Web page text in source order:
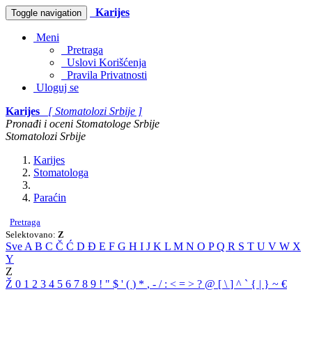
Toggle navigation Karijes
Meni
Pretraga
Uslovi Korišćenja
Pravila Privatnosti
Uloguj se
Karijes
[ Stomatolozi Srbije ]
Pronađi i oceni Stomatologe Srbije
Stomatolozi Srbije
Karijes
Stomatologa
Paraćin
Pretraga
Selektovano: Z
Sve A B C Č Ć D Đ E F G H I J K L M N O PQ R S T U V W X
Y
Z
Ž 0 1 2 3 4 5 6 7 8 9 ! " $ ' ( ) * , - / : < = > ? @ [ \ ] ^ ` { | } ~ €